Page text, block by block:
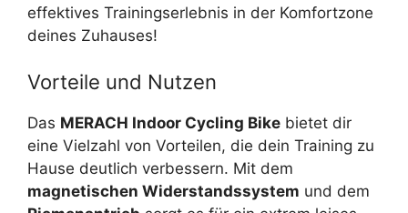
effektives Trainingserlebnis in der Komfortzone
deines Zuhauses!
Vorteile und Nutzen
Das MERACH Indoor Cycling Bike bietet dir
eine Vielzahl von Vorteilen, die dein Training zu
Hause deutlich verbessern. Mit dem
magnetischen Widerstandssystem und dem